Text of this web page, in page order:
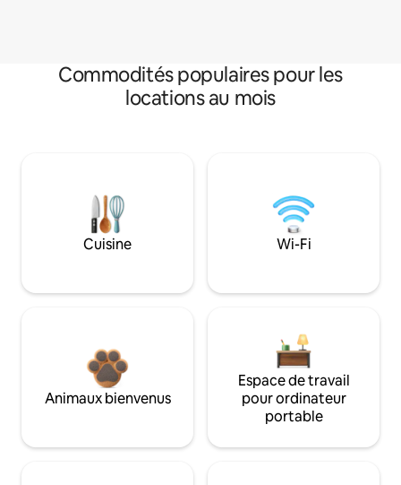
Commodités populaires pour les
locations au mois
Cuisine Wi-Fi
Animaux bienvenus
Espace de travail
pour ordinateur
portable